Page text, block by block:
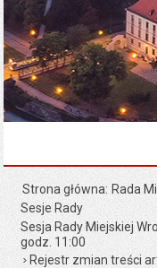
Strona główna Rada
Sesje Rady
Sesja Rady Miejskiej
godz. 11:00
Rejestr zmian treści